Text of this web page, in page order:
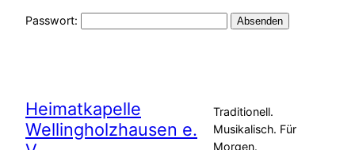
Passwort:
Heimatkapelle
Wellingholzhausen e.
Traditionell.
Musikalisch. Für
Morgen.